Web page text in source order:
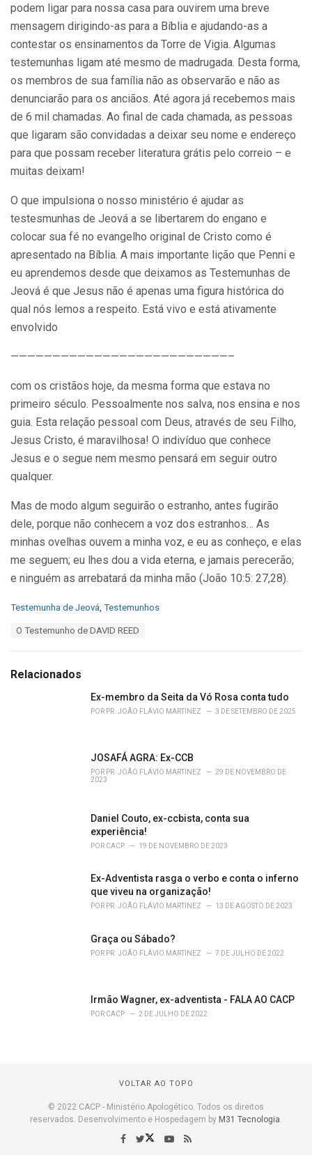
podem ligar para nossa casa para ouvirem uma breve
mensagem dirigindo-as para a Bíblia e ajudando-as a
contestar os ensinamentos da Torre de Vigia. Algumas
testemunhas ligam até mesmo de madrugada. Desta forma,
os membros de sua família não as observarão e não as
denunciarão para os anciãos. Até agora já recebemos mais
de 6 mil chamadas. Ao final de cada chamada, as pessoas
que ligaram são convidadas a deixar seu nome e endereço
para que possam receber literatura grátis pelo correio – e
muitas deixam!
O que impulsiona o nosso ministério é ajudar as
testesmunhas de Jeová a se libertarem do engano e
colocar sua fé no evangelho original de Cristo como é
apresentado na Bíblia. A mais importante lição que Penni e
eu aprendemos desde que deixamos as Testemunhas de
Jeová é que Jesus não é apenas uma figura histórica do
qual nós lemos a respeito. Está vivo e está ativamente
envolvido
——————————————————————————–
com os cristãos hoje, da mesma forma que estava no
primeiro século. Pessoalmente nos salva, nos ensina e nos
guia. Esta relação pessoal com Deus, através de seu Filho,
Jesus Cristo, é maravilhosa! O indivíduo que conhece
Jesus e o segue nem mesmo pensará em seguir outro
qualquer.
Mas de modo algum seguirão o estranho, antes fugirão
dele, porque não conhecem a voz dos estranhos… As
minhas ovelhas ouvem a minha voz, e eu as conheço, e elas
me seguem; eu lhes dou a vida eterna, e jamais perecerão;
e ninguém as arrebatará da minha mão (João 10:5: 27,28).
C
o
r
Testemunha de Jeová Testemunhos
:
O Testemunho de DAVID REED
Relacionados
Ex-membro da Seita da Vó Rosa conta tudo
POR PR. JOÃO FLÁVIO MARTINEZ 3 DE SETEMBRO DE 2025
JOSAFÁ AGRA: Ex-CCB
POR PR. JOÃO FLÁVIO MARTINEZ
29 DE NOVEMBRO DE
2023
Daniel Couto, ex-ccbista, conta sua
experiência!
POR CACP 19 DE NOVEMBRO DE 2023
Ex-Adventista rasga o verbo e conta o inferno
que viveu na organização!
POR PR. JOÃO FLÁVIO MARTINEZ 13 DE AGOSTO DE 2023
Graça ou Sábado?
POR PR. JOÃO FLÁVIO MARTINEZ 7 DE JULHO DE 2022
Irmão Wagner, ex-adventista - FALA AO CACP
POR CACP 2 DE JULHO DE 2022
VOLTAR AO TOPO
© 2022 CACP - Ministério Apologético. Todos os direitos
reservados. Desenvolvimento e Hospedagem by M31 Tecnologia.